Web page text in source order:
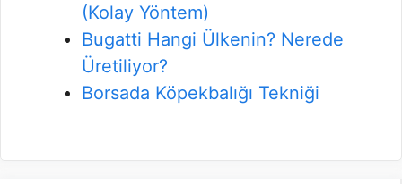
(Kolay Yöntem)
Bugatti Hangi Ülkenin? Nerede
Üretiliyor?
Borsada Köpekbalığı Tekniği